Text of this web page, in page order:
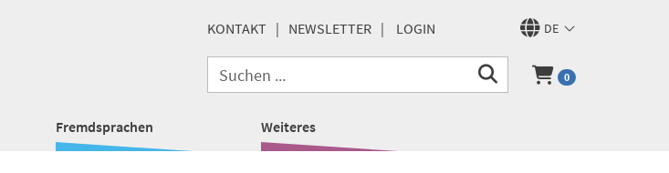
DE
KONTAKT NEWSLETTER LOGIN
0
Fremdsprachen Weiteres